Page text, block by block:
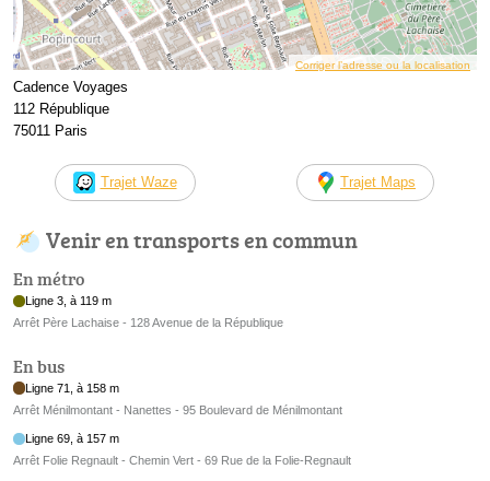
Corriger l’adresse ou la localisation
Cadence Voyages
112 République
75011 Paris
Trajet Waze Trajet Maps
Venir en transports en commun
En métro
Ligne 3, à 119 m
Arrêt Père Lachaise - 128 Avenue de la République
En bus
Ligne 71, à 158 m
Arrêt Ménilmontant - Nanettes - 95 Boulevard de Ménilmontant
Ligne 69, à 157 m
Arrêt Folie Regnault - Chemin Vert - 69 Rue de la Folie-Regnault